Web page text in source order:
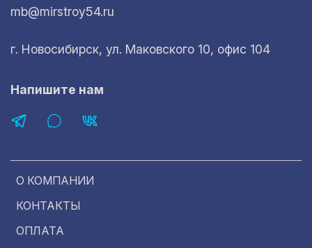
О КОМПАНИИ
КОНТАКТЫ
ОПЛАТА
mb@mirstroy54.ru
г. Новосибирск, ул. Маковского 10, офис 104
Напишите нам